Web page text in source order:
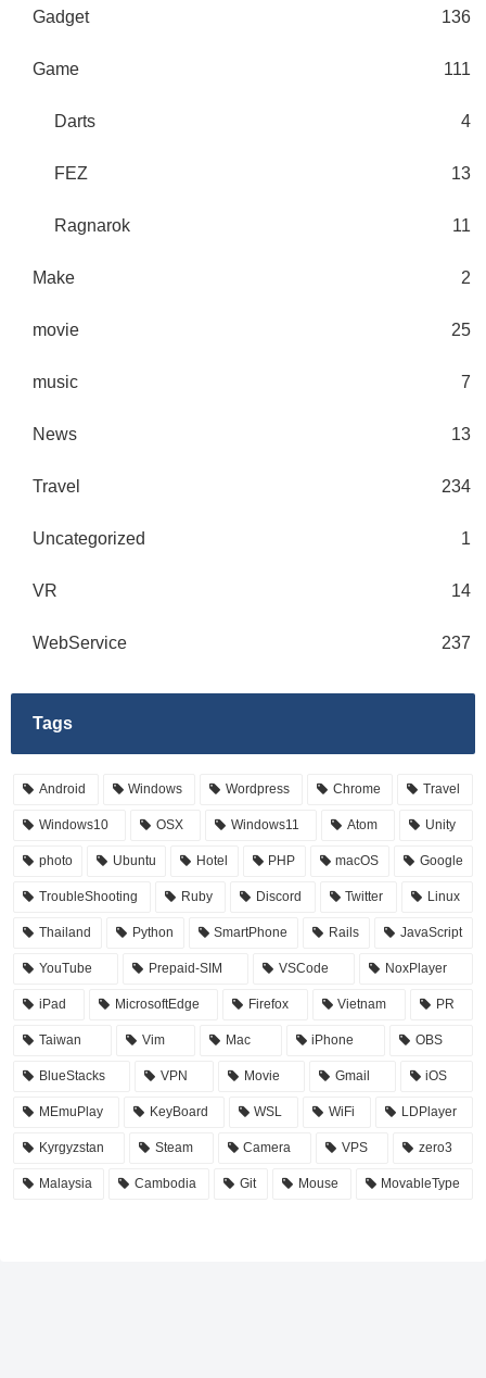
Gadget 136
Game 111
Darts 4
FEZ 13
Ragnarok 11
Make 2
movie 25
music 7
News 13
Travel 234
Uncategorized 1
VR 14
WebService 237
Tags
Android Windows Wordpress Chrome Travel
Windows10 OSX Windows11 Atom Unity
photo Ubuntu Hotel PHP macOS Google
TroubleShooting Ruby Discord Twitter Linux
Thailand Python SmartPhone Rails JavaScript
YouTube Prepaid-SIM VSCode NoxPlayer
iPad MicrosoftEdge Firefox Vietnam PR
Taiwan Vim Mac iPhone OBS
BlueStacks VPN Movie Gmail iOS
MEmuPlay KeyBoard WSL WiFi LDPlayer
Kyrgyzstan Steam Camera VPS zero3
Malaysia Cambodia Git Mouse MovableType